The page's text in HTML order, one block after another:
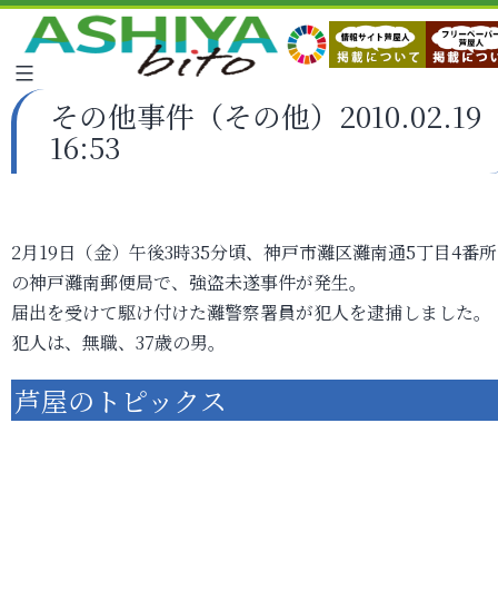
その他事件（その他）2010.02.19
16:53
2月19日（金）午後3時35分頃、神戸市灘区灘南通5丁目4番
の神戸灘南郵便局で、強盗未遂事件が発生。
届出を受けて駆け付けた灘警察署員が犯人を逮捕しました。
犯人は、無職、37歳の男。
芦屋のトピックス